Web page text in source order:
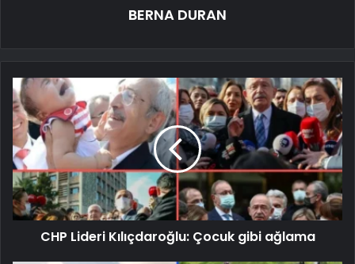
BERNA DURAN
CHP Lideri Kılıçdaroğlu: Çocuk gibi ağlama